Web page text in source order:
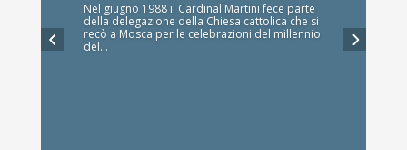
Read More
Nel giugno 1988 il Cardinal Martini fece parte
della delegazione della Chiesa cattolica che si
recò a Mosca per le celebrazioni del millennio
del…